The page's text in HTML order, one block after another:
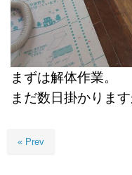
まずは解体作業。
まだ数日掛かりま
« Prev